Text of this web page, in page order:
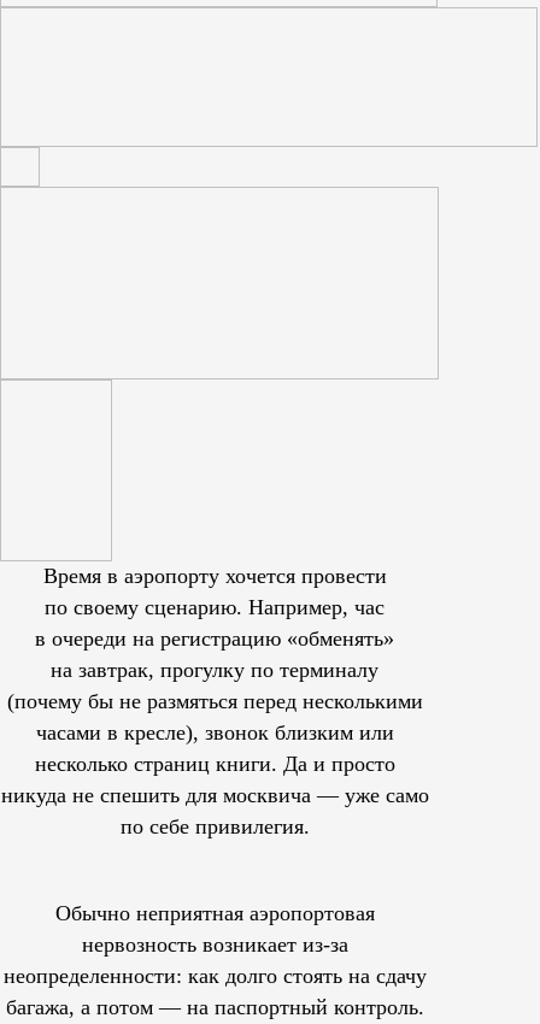
Время в аэропорту хочется провести
по своему сценарию. Например, час
в очереди на регистрацию «обменять»
на завтрак, прогулку по терминалу
(почему бы не размяться перед несколькими
часами в кресле), звонок близким или
несколько страниц книги. Да и просто
никуда не спешить для москвича — уже само
по себе привилегия.
Обычно неприятная аэропортовая
нервозность возникает из-за
неопределенности: как долго стоять на сдачу
багажа, а потом — на паспортный контроль.